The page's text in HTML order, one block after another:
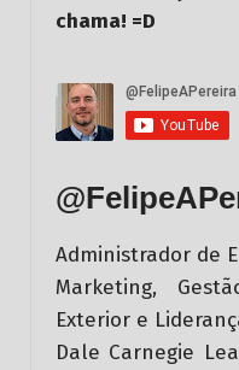
chama! =D
Administrador de
Marketing,
Exterior e
Dale Carnegie